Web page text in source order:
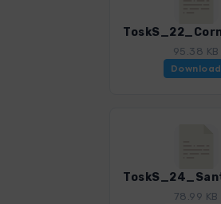
95.38 KB
Download
78.99 KB